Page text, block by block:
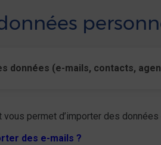
données (e-mails, contacts,
permet d’importer des
des e-mails ?